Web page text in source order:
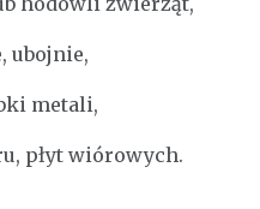
ubojnie,
metali,
płyt wiórowych.